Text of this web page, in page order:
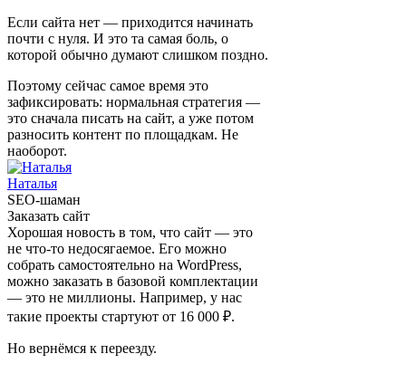
Если сайта нет — приходится начинать
почти с нуля. И это та самая боль, о
которой обычно думают слишком поздно.
Поэтому сейчас самое время это
зафиксировать: нормальная стратегия —
это сначала писать на сайт, а уже потом
разносить контент по площадкам. Не
наоборот.
Наталья
SEO-шаман
Заказать сайт
Хорошая новость в том, что сайт — это
не что-то недосягаемое. Его можно
собрать самостоятельно на WordPress,
можно заказать в базовой комплектации
— это не миллионы. Например, у нас
такие проекты стартуют от 16 000 ₽.
Но вернёмся к переезду.